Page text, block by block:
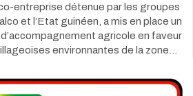
entreprise détenue par les groupes
et l’Etat guinéen, a mis en place un
agricole en faveur
environnantes de la zone…